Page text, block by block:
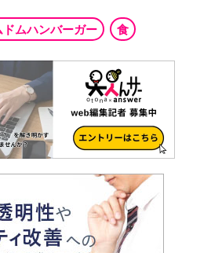
ドムハンバーガー 食